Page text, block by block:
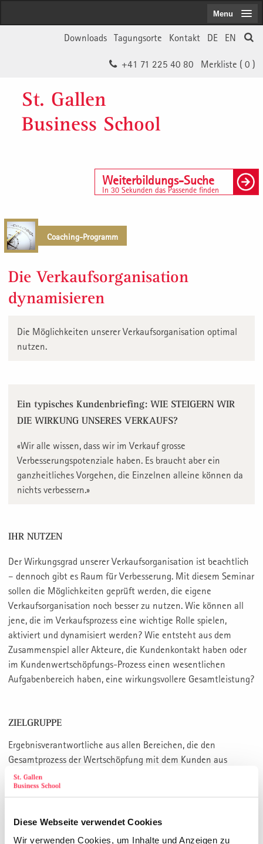
Diese Webseite verwendet Cookies
Wir verwenden Cookies, um Inhalte und Anzeigen zu
EN
DE
Kontakt
Tagungsorte
Downloads
Merkliste ( 0 )
+41 71 225 40 80
St. Gallen
Business School
Weiterbildungs-Suche
In 30 Sekunden das Passende finden
Menu
Coaching-Programm
Die Verkaufsorganisation
dynamisieren
Die Möglichkeiten unserer Verkaufsorganisation optimal
nutzen.
Ein typisches Kundenbriefing: WIE STEIGERN WIR
DIE WIRKUNG UNSERES VERKAUFS?
«Wir alle wissen, dass wir im Verkauf grosse
Verbesserungspotenziale haben. Es braucht aber ein
ganzheitliches Vorgehen, die Einzelnen alleine können da
nichts verbessern.»
IHR NUTZEN
Der Wirkungsgrad unserer Verkaufsorganisation ist beachtlich
– dennoch gibt es Raum für Verbesserung. Mit diesem Seminar
sollen die Möglichkeiten geprüft werden, die eigene
Verkaufsorganisation noch besser zu nutzen. Wie können all
jene, die im Verkaufsprozess eine wichtige Rolle spielen,
aktiviert und dynamisiert werden? Wie entsteht aus dem
Zusammenspiel aller Akteure, die Kundenkontakt haben oder
im Kundenwertschöpfungs-Prozess einen wesentlichen
Aufgabenbereich haben, eine wirkungsvollere Gesamtleistung?
ZIELGRUPPE
Ergebnisverantwortliche aus allen Bereichen, die den
Gesamtprozess der Wertschöpfung mit dem Kunden aus
Verkaufssicht optimieren wollen.
Wer aus unserem Unternehmen ist «verkaufsrelevant»